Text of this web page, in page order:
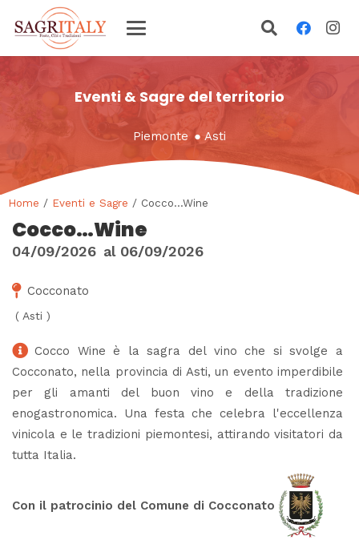
Eventi & Sagre del territorio
Piemonte ● Asti
Home / Eventi e Sagre / Cocco…Wine
Cocco…Wine
04/09/2026 al 06/09/2026
Cocconato
( Asti )
Cocco Wine è la sagra del vino che si svolge a
Cocconato, nella provincia di Asti, un evento imperdibile
per gli amanti del buon vino e della tradizione
enogastronomica. Una festa che celebra l'eccellenza
vinicola e le tradizioni piemontesi, attirando visitatori da
tutta Italia.
Con il patrocinio del Comune di Cocconato